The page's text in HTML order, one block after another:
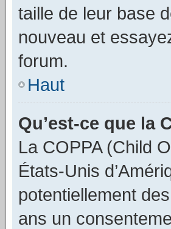
taille de leur base
nouveau et
forum.
Haut
Qu’est-ce que la
La COPPA (Child
États-Unis
potentiellement
ans un